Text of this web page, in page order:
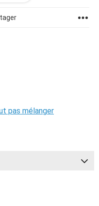
en compte : on bourre de
devastateurs mais
( mecanique bien
un osteopathe ,
pas mélanger